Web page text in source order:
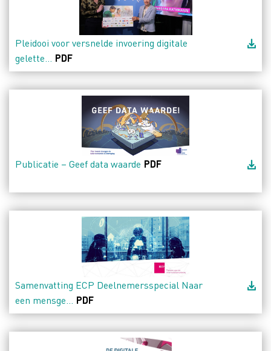
Pleidooi voor versnelde invoering digitale
gelette...
PDF
Publicatie – Geef data waarde PDF
Samenvatting ECP Deelnemersspecial Naar
een mensge...
PDF